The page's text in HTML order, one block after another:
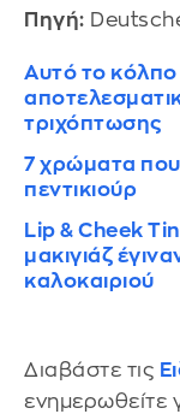
Πηγή:
Αυτό το κόλπο
τριχόπτωσης
7 χρώματα που
πεντικιούρ
Lip & Cheek
μακιγιάζ
καλοκαιριού
Διαβάστε τις
ενημερωθείτε